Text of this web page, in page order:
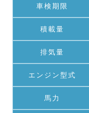
車検期限
積載量
排気量
エンジン型式
馬力